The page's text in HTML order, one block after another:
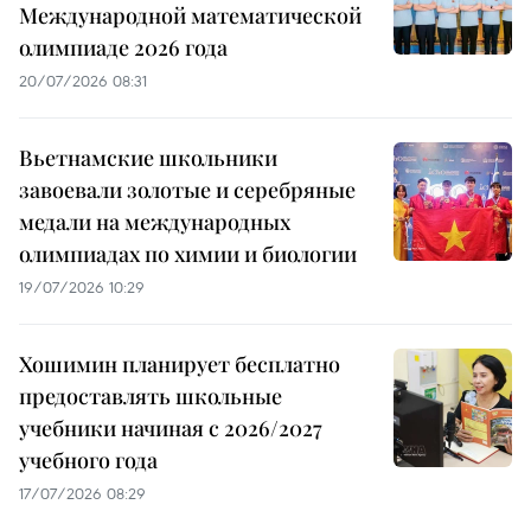
Международной математической
олимпиаде 2026 года
20/07/2026 08:31
Вьетнамские школьники
завоевали золотые и серебряные
медали на международных
олимпиадах по химии и биологии
19/07/2026 10:29
Хошимин планирует бесплатно
предоставлять школьные
учебники начиная с 2026/2027
учебного года
17/07/2026 08:29